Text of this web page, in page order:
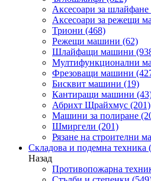
Аксесоари за шлайфане
Аксесоари за режещи
Триони (468)
Режещи машини (62)
Шлайфащи машини
Мултифункционални
Фрезоващи машини
Бисквит машини (19)
Кантиращи машини
Абрихт Щрайхмус (201)
Машини за полиране
Шмиргели (201)
Рязане на строителни
Складова и подемна техника
Назад
Противопожарна